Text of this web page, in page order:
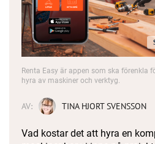
Renta Easy är appen som ska förenkla
hyra av maskiner och verktyg.
AV: TINA HJORT SVENSSON
Vad kostar det att hyra en